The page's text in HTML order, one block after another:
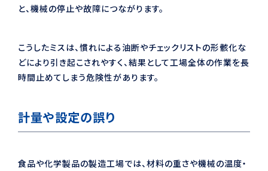
と、機械の停止や故障につながります。
こうしたミスは、慣れによる油断やチェックリストの形骸化な
どにより引き起こされやすく、結果として工場全体の作業を長
時間止めてしまう危険性があります。
計量や設定の誤り
食品や化学製品の製造工場では、材料の重さや機械の温度・